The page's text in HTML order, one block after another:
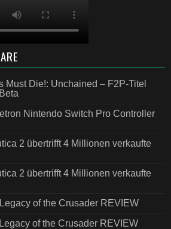
Must Die!: Unchained – F2P-Titel
Nintendo Switch Pro Controller
2 übertrifft 4 Millionen verkaufte
2 übertrifft 4 Millionen verkaufte
of the Crusader REVIEW
of the Crusader REVIEW